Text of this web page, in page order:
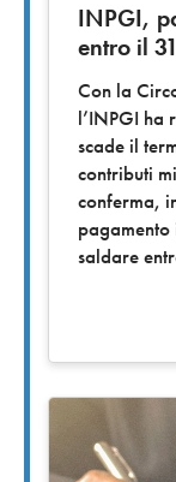
INPGI,
entro il
Con la
l’INPGI ha
scade il
contributi
conferma,
saldare